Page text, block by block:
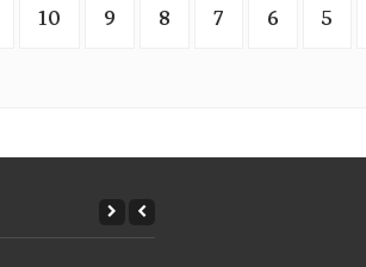
5
6
7
8
9
10